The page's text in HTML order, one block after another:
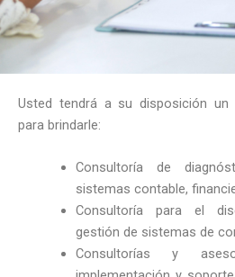
Usted tendrá a su disposición un
para brindarle:
Consultoría de
sistemas contable,
Consultoría para el
gestión de sistemas de
Consultorías y